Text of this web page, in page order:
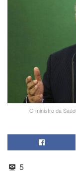
O ministro da
5